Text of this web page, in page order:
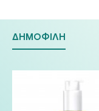
ΔΗΜΟΦΙΛΉ